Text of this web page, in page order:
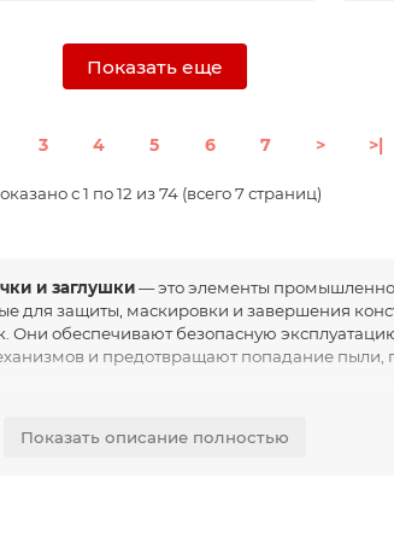
Показать еще
3 4 5 6 7 > >|
с 1 по 12 из 74 (всего 7 страниц)
и заглушки— это элементы
для защиты, маскировки и завершения
Они обеспечивают безопасную
и предотвращают попадание пыли,
промышленного оборудования.
Показать описание полностью